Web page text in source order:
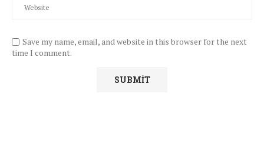
Save my name, email, and website in this browser for the next
time I comment.